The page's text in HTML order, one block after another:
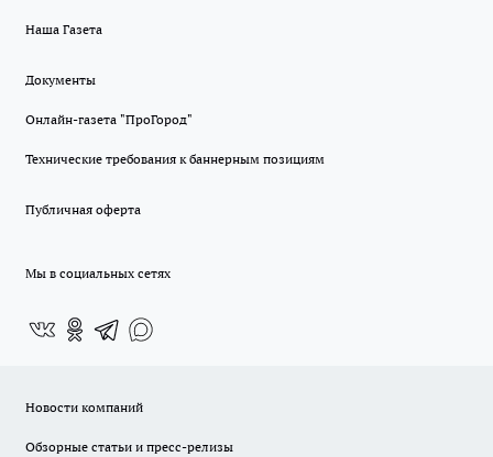
Наша Газета
Документы
Онлайн-газета "ПроГород"
Технические требования к баннерным позициям
Публичная оферта
Мы в социальных сетях
Новости компаний
Обзорные статьи и пресс-релизы